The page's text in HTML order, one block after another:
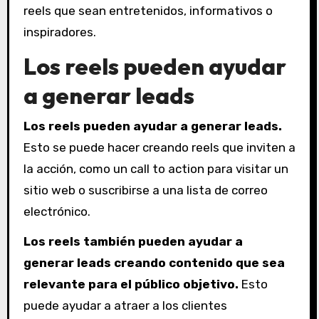
reels que sean entretenidos, informativos o
inspiradores.
Los reels pueden ayudar
a generar leads
Los reels pueden ayudar a generar leads.
Esto se puede hacer creando reels que inviten a
la acción, como un call to action para visitar un
sitio web o suscribirse a una lista de correo
electrónico.
Los reels también pueden ayudar a
generar leads creando contenido que sea
relevante para el público objetivo. Esto
puede ayudar a atraer a los clientes